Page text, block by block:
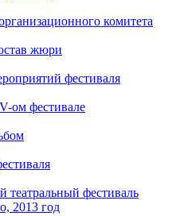
комитета
жюри
фестиваля
ом фестивале
театральный фестиваль
2013 год